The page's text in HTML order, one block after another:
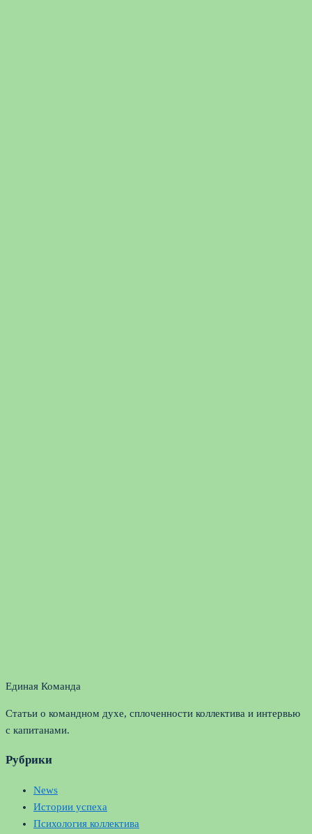
Единая Команда
Статьи о командном духе, сплоченности коллектива и интервью
с капитанами.
Рубрики
News
Истории успеха
Психология коллектива